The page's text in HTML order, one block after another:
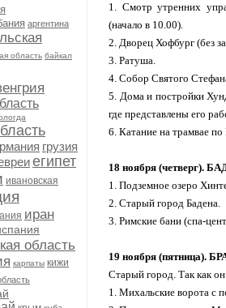
аргентина
область байкал
грузия
египет
ивановская
иран
область
карпаты кижи
1. Смотр утренних
(начало в 10.00).
2. Дворец Хофбург (без
3. Ратуша.
4. Собор Святого
5. Дома и постройки
где представлены его
6. Катание на трамвае по
18 ноября (четверг).
1. Подземное озеро
2. Старый город Бадена.
3. Римские бани (спа-
19 ноября (пятница).
Старый город. Так как
1. Михальские ворота с